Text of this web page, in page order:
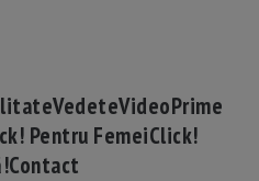
VedeteVideoPrime
Pentru FemeiClick!
Contact